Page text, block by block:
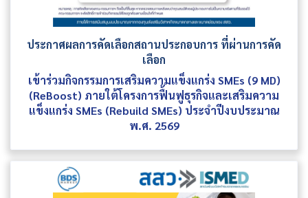
ประกาศผลการคัดเลือกสถานประกอบการ ที่ผ่านการคัด
เลือก
เข้าร่วมกิจกรรมการเสริมความแข็งแกร่ง SMEs (9 MD)
(ReBoost) ภายใต้โครงการฟื้นฟูธุรกิจและเสริมความ
แข็งแกร่ง SMEs (Rebuild SMEs) ประจำปีงบประมาณ
พ.ศ. 2569